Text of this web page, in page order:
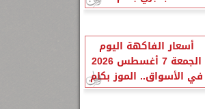
أسعار الفاكهة اليوم
الجمعة 7 أغسطس 2026
في الأسواق.. الموز بكام